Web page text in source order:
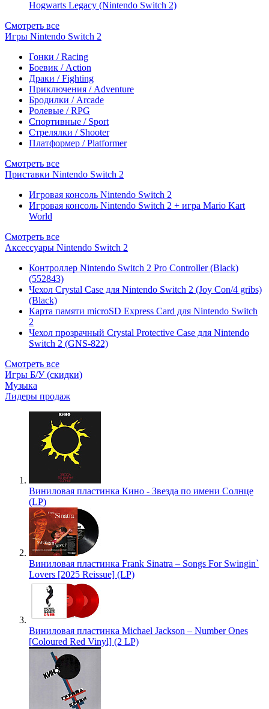
Hogwarts Legacy (Nintendo Switch 2)
Смотреть все
Игры Nintendo Switch 2
Гонки / Racing
Боевик / Action
Драки / Fighting
Приключения / Adventure
Бродилки / Arcade
Ролевые / RPG
Спортивные / Sport
Стрелялки / Shooter
Платформер / Platformer
Смотреть все
Приставки Nintendo Switch 2
Игровая консоль Nintendo Switch 2
Игровая консоль Nintendo Switch 2 + игра Mario Kart
World
Смотреть все
Аксессуары Nintendo Switch 2
Контроллер Nintendo Switch 2 Pro Controller (Black)
(552843)
Чехол Сrystal Сase для Nintendo Switch 2 (Joy Con/4 gribs)
(Black)
Карта памяти microSD Express Card для Nintendo Switch
2
Чехол прозрачный Crystal Protective Case для Nintendo
Switch 2 (GNS-822)
Смотреть все
Игры Б/У (скидки)
Музыка
Лидеры продаж
Виниловая пластинка Кино - Звезда по имени Солнце
(LP)
Виниловая пластинка Frank Sinatra – Songs For Swingin`
Lovers [2025 Reissue] (LP)
Виниловая пластинка Michael Jackson – Number Ones
[Coloured Red Vinyl] (2 LP)